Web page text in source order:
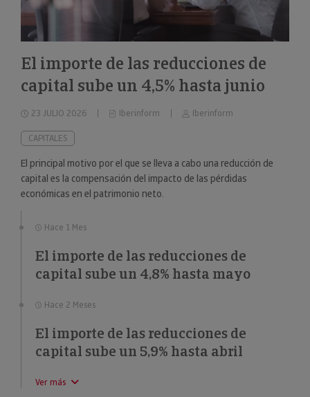
El importe de las reducciones de
capital sube un 4,5% hasta junio
23 JULIO 2026 Iberinform Iberinform
CAPITALES
El principal motivo por el que se lleva a cabo una reducción de
capital es la compensación del impacto de las pérdidas
económicas en el patrimonio neto.
Hace 1 Mes
El importe de las reducciones de
capital sube un 4,8% hasta mayo
Hace 2 Meses
El importe de las reducciones de
capital sube un 5,9% hasta abril
Ver más